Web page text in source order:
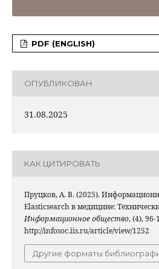
PDF (ENGLISH)
ОПУБЛИКОВАН
31.08.2025
КАК ЦИТИРОВАТЬ
Пруцков, А. В. (2025).
Elasticsearch в медицине:
Информационное общество, (4),
http://infosoc.iis.ru/article/view/1252
Другие форматы